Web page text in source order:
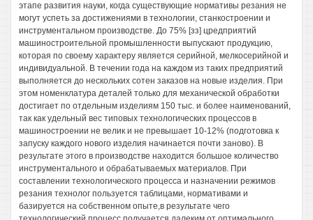
этапе развития науки, когда существующие нормативы резания не
могут успеть за достижениями в технологии, станкостроении и
инструментальном производстве. До 75% [зз] цредприятий
машиностроительной промышленности выпускают продукцию,
которая по своему характеру является серийной, мелкосерийной и
индивидуальной. В течении года на каждом из таких предприятий
выполняется до нескольких сотен заказов на новые изделия. При
этом номенклатура деталей только для механической обработки
достигает по отдельным изделиям 150 тыс. и более наименований,
так как удельный вес типовых технологических процессов в
машиностроении не велик и не превышает 10-12% (подготовка к
запуску каждого нового изделия начинается почти заново). В
результате этого в производстве находится большое количество
инструментального и обрабатываемых материалов. При
составлении технологического процесса и назначении режимов
резания технолог пользуется таблицами, нормативами и
базируется на собственном опыте,в результате чего